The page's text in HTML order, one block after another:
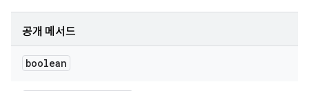
공개 메서드
boolean